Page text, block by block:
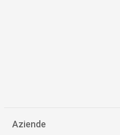
Aziende